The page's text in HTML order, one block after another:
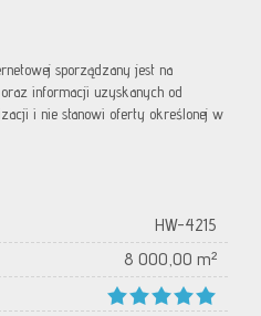
sporządzany jest na
informacji uzyskanych od
i nie stanowi oferty określonej w
HW-4215
8 000,00 m²